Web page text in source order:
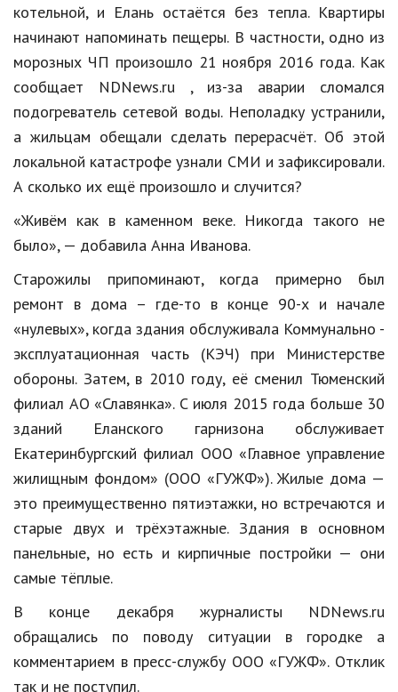
котельной, и Елань остаётся без тепла. Квартиры
начинают напоминать пещеры. В частности, одно из
морозных ЧП произошло 21 ноября 2016 года. Как
сообщает NDNews.ru , из-за аварии сломался
подогреватель сетевой воды. Неполадку устранили,
а жильцам обещали сделать перерасчёт. Об этой
локальной катастрофе узнали СМИ и зафиксировали.
А сколько их ещё произошло и случится?
«Живём как в каменном веке. Никогда такого не
было», — добавила Анна Иванова.
Старожилы припоминают, когда примерно был
ремонт в дома – где-то в конце 90-х и начале
«нулевых», когда здания обслуживала Коммунально -
эксплуатационная часть (КЭЧ) при Министерстве
обороны. Затем, в 2010 году, её сменил Тюменский
филиал АО «Славянка». С июля 2015 года больше 30
зданий Еланского гарнизона обслуживает
Екатеринбургский филиал ООО «Главное управление
жилищным фондом» (ООО «ГУЖФ»). Жилые дома —
это преимущественно пятиэтажки, но встречаются и
старые двух и трёхэтажные. Здания в основном
панельные, но есть и кирпичные постройки — они
самые тёплые.
В конце декабря журналисты NDNews.ru
обращались по поводу ситуации в городке а
комментарием в пресс-службу ООО «ГУЖФ». Отклик
так и не поступил.